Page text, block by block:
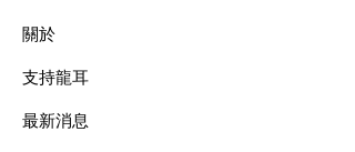
關於
支持龍耳
最新消息